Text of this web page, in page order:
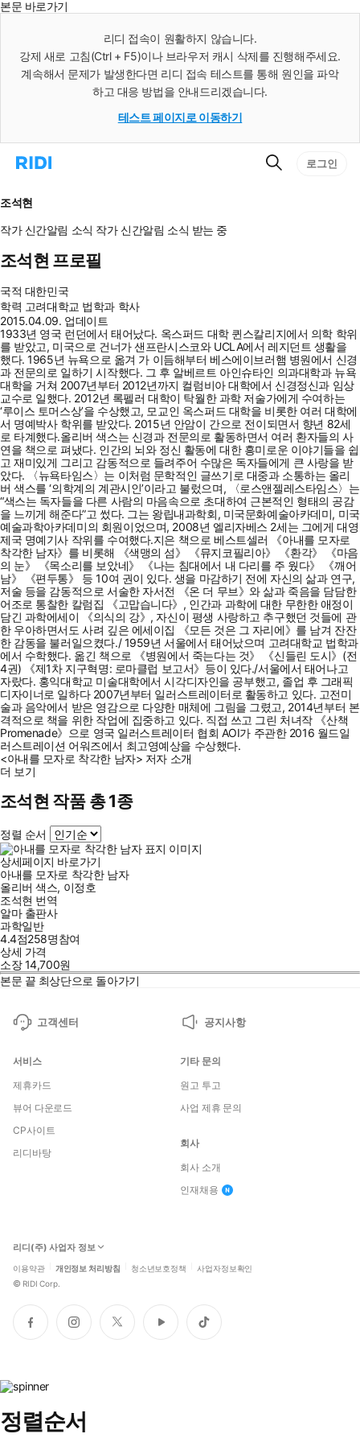
본문 바로가기
리디 접속이 원활하지 않습니다.
강제 새로 고침(Ctrl + F5)이나 브라우저 캐시 삭제를 진행해주세요.
계속해서 문제가 발생한다면 리디 접속 테스트를 통해 원인을 파악
하고 대응 방법을 안내드리겠습니다.
테스트 페이지로 이동하기
리
으
로
이
동
검
로그인
조석현
작가 신간알림 소식 작가 신간알림 소식 받는 중
조석현 프로필
국적 대한민국
학력 고려대학교 법학과 학사
2015.04.09. 업데이트
1933년 영국 런던에서 태어났다. 옥스퍼드 대학 퀸스칼리지에서 의학 학위
를 받았고, 미국으로 건너가 샌프란시스코와 UCLA에서 레지던트 생활을
했다. 1965년 뉴욕으로 옮겨 가 이듬해부터 베스에이브러햄 병원에서 신경
과 전문의로 일하기 시작했다. 그 후 알베르트 아인슈타인 의과대학과 뉴욕
대학을 거쳐 2007년부터 2012년까지 컬럼비아 대학에서 신경정신과 임상
교수로 일했다. 2012년 록펠러 대학이 탁월한 과학 저술가에게 수여하는
‘루이스 토머스상’을 수상했고, 모교인 옥스퍼드 대학을 비롯한 여러 대학에
서 명예박사 학위를 받았다. 2015년 안암이 간으로 전이되면서 향년 82세
로 타계했다.올리버 색스는 신경과 전문의로 활동하면서 여러 환자들의 사
연을 책으로 펴냈다. 인간의 뇌와 정신 활동에 대한 흥미로운 이야기들을 쉽
고 재미있게 그리고 감동적으로 들려주어 수많은 독자들에게 큰 사랑을 받
았다. 〈뉴욕타임스〉는 이처럼 문학적인 글쓰기로 대중과 소통하는 올리
버 색스를 ‘의학계의 계관시인’이라고 불렀으며, 〈로스앤젤레스타임스〉는
“색스는 독자들을 다른 사람의 마음속으로 초대하여 근본적인 형태의 공감
을 느끼게 해준다”고 썼다. 그는 왕립내과학회, 미국문화예술아카데미, 미국
예술과학아카데미의 회원이었으며, 2008년 엘리자베스 2세는 그에게 대영
제국 명예기사 작위를 수여했다.지은 책으로 베스트셀러 《아내를 모자로
착각한 남자》를 비롯해 《색맹의 섬》 《뮤지코필리아》 《환각》 《마음
의 눈》 《목소리를 보았네》 《나는 침대에서 내 다리를 주 웠다》 《깨어
남》 《편두통》 등 10여 권이 있다. 생을 마감하기 전에 자신의 삶과 연구,
저술 등을 감동적으로 서술한 자서전 《온 더 무브》와 삶과 죽음을 담담한
어조로 통찰한 칼럼집 《고맙습니다》, 인간과 과학에 대한 무한한 애정이
담긴 과학에세이 《의식의 강》, 자신이 평생 사랑하고 추구했던 것들에 관
한 우아하면서도 사려 깊은 에세이집 《모든 것은 그 자리에》를 남겨 잔잔
한 감동을 불러일으켰다./ 1959년 서울에서 태어났으며 고려대학교 법학과
에서 수학했다. 옮긴 책으로 《병원에서 죽는다는 것》 《신들린 도시》(전
4권) 《제1차 지구혁명: 로마클럽 보고서》등이 있다./서울에서 태어나고
자랐다. 홍익대학교 미술대학에서 시각디자인을 공부했고, 졸업 후 그래픽
디자이너로 일하다 2007년부터 일러스트레이터로 활동하고 있다. 고전미
술과 음악에서 받은 영감으로 다양한 매체에 그림을 그렸고, 2014년부터 본
격적으로 책을 위한 작업에 집중하고 있다. 직접 쓰고 그린 처녀작 《산책
Promenade》으로 영국 일러스트레이터 협회 AOI가 주관한 2016 월드일
러스트레이션 어워즈에서 최고영예상을 수상했다.
<아내를 모자로 착각한 남자> 저자 소개
더 보기
조석현 작품 총 1종
정렬 순서
상세페이지 바로가기
아내를 모자로 착각한 남자
올리버 색스, 이정호
조석현 번역
알마 출판사
과학일반
4.4점258명참여
상세 가격
소장14,700원
본문 끝 최상단으로 돌아가기
고객센터 공지사항
서비스
제휴카드
뷰어 다운로드
CP사이트
리디바탕
기타 문의
원고 투고
사업 제휴 문의
회사
회사 소개
인재채용
리디(주) 사업자 정보
이용약관 개인정보 처리방침 청소년보호정책 사업자정보확인
© RIDI Corp.
페
이
인
스
트
위
유
튜
틱
톡
정렬순서